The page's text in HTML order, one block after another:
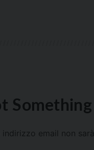
Something
indirizzo email non